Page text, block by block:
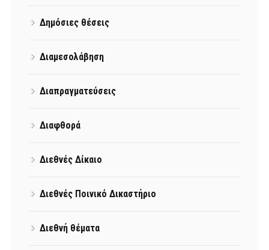
Δημόσιες θέσεις
Διαμεσολάβηση
Διαπραγματεύσεις
Διαφθορά
Διεθνές Δίκαιο
Διεθνές Ποινικό Δικαστήριο
Διεθνή θέματα